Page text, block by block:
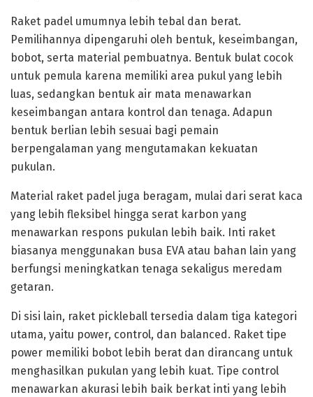
Raket padel umumnya lebih tebal dan berat.
Pemilihannya dipengaruhi oleh bentuk, keseimbangan,
bobot, serta material pembuatnya. Bentuk bulat cocok
untuk pemula karena memiliki area pukul yang lebih
luas, sedangkan bentuk air mata menawarkan
keseimbangan antara kontrol dan tenaga. Adapun
bentuk berlian lebih sesuai bagi pemain
berpengalaman yang mengutamakan kekuatan
pukulan.
Material raket padel juga beragam, mulai dari serat kaca
yang lebih fleksibel hingga serat karbon yang
menawarkan respons pukulan lebih baik. Inti raket
biasanya menggunakan busa EVA atau bahan lain yang
berfungsi meningkatkan tenaga sekaligus meredam
getaran.
Di sisi lain, raket pickleball tersedia dalam tiga kategori
utama, yaitu power, control, dan balanced. Raket tipe
power memiliki bobot lebih berat dan dirancang untuk
menghasilkan pukulan yang lebih kuat. Tipe control
menawarkan akurasi lebih baik berkat inti yang lebih